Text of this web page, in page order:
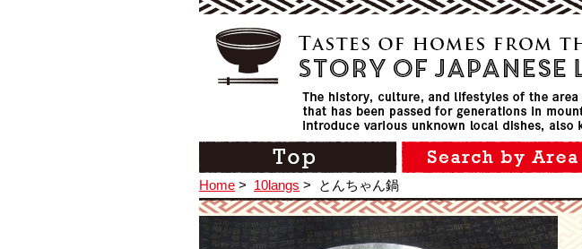
Home > 10langs > とんちゃん鍋